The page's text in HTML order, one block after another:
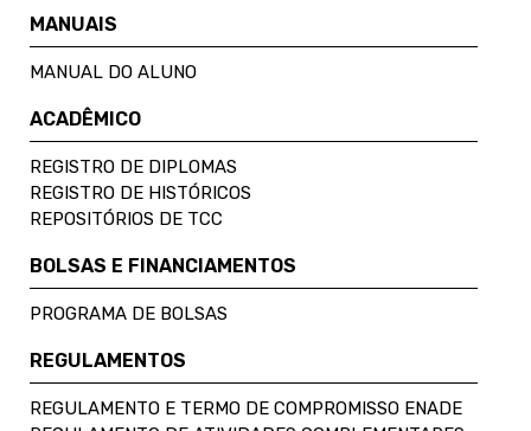
MANUAIS
MANUAL DO ALUNO
ACADÊMICO
REGISTRO DE DIPLOMAS
REGISTRO DE HISTÓRICOS
REPOSITÓRIOS DE TCC
BOLSAS E FINANCIAMENTOS
PROGRAMA DE BOLSAS
REGULAMENTOS
REGULAMENTO E TERMO DE COMPROMISSO ENADE